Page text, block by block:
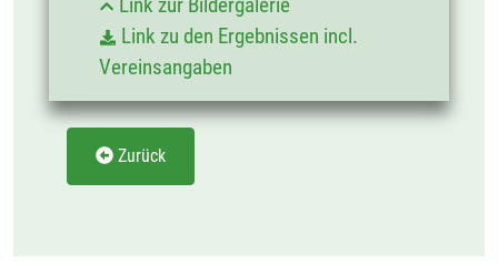
Link zu den Ergebnissen incl.
Vereinsangaben
Zurück